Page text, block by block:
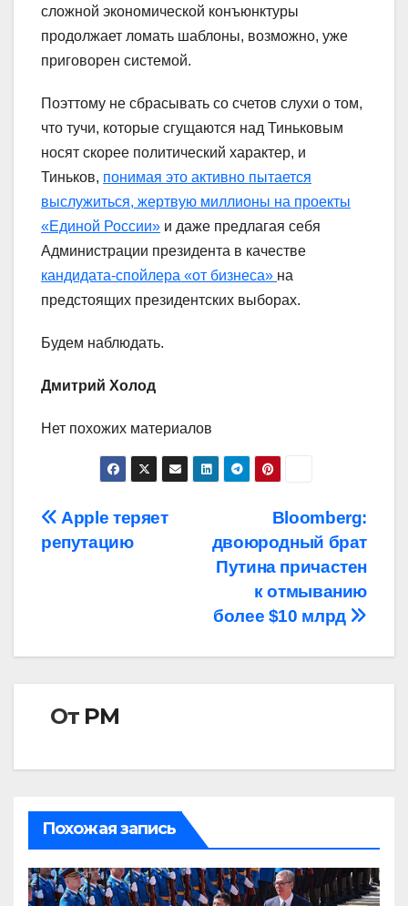
сложной экономической конъюнктуры
продолжает ломать шаблоны, возможно, уже
приговорен системой.
Поэттому не сбрасывать со счетов слухи о том,
что тучи, которые сгущаются над Тиньковым
носят скорее политический характер, и
Тиньков, понимая это активно пытается
выслужиться, жертвую миллионы на проекты
«Единой России» и даже предлагая себя
Администрации президента в качестве
кандидата-спойлера «от бизнеса» на
предстоящих президентских выборах.
Будем наблюдать.
Дмитрий Холод
Нет похожих материалов
Навигация
по
Bloomberg:
двоюродный брат
Путина причастен
к отмыванию
более $10 млрд
Apple теряет
репутацию
От РМ
Похожая запись